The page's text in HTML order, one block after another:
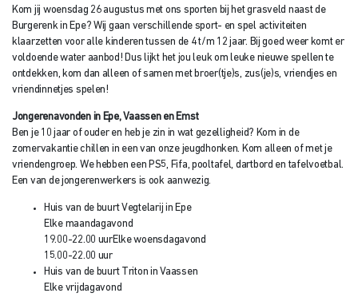
Kom jij woensdag 26 augustus met ons sporten bij het grasveld naast de
Burgerenk in Epe? Wij gaan verschillende sport- en spel activiteiten
klaarzetten voor alle kinderen tussen de 4 t/m 12 jaar. Bij goed weer komt er
voldoende water aanbod! Dus lijkt het jou leuk om leuke nieuwe spellen te
ontdekken, kom dan alleen of samen met broer(tje)s, zus(je)s, vriendjes en
vriendinnetjes spelen!
Jongerenavonden in Epe, Vaassen en Emst
Ben je 10 jaar of ouder en heb je zin in wat gezelligheid? Kom in de
zomervakantie chillen in een van onze jeugdhonken. Kom alleen of met je
vriendengroep. We hebben een PS5, Fifa, pooltafel, dartbord en tafelvoetbal.
Een van de jongerenwerkers is ook aanwezig.
Huis van de buurt Vegtelarij in Epe
Elke maandagavond
19.00-22.00 uurElke woensdagavond
15.00-22.00 uur
Huis van de buurt Triton in Vaassen
Elke vrijdagavond